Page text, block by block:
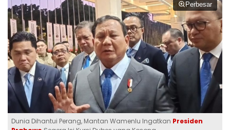
Perbesar
Dunia Dihantui Perang, Mantan Wamenlu Ingatkan Presiden